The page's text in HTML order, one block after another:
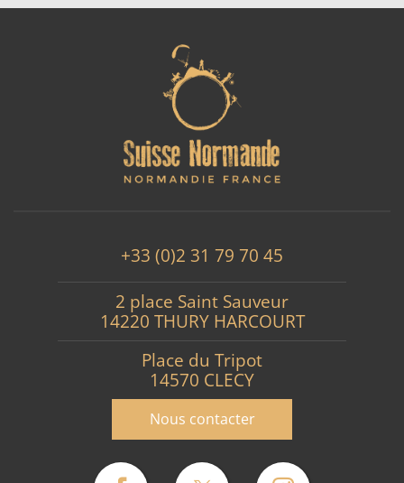
+33 (0)2 31 79 70 45
2 place Saint Sauveur
14220 THURY HARCOURT
Place du Tripot
14570 CLECY
Nous contacter